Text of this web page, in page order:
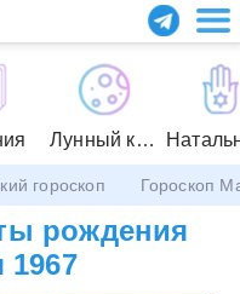
Лунный календарь
гороскоп Гороскоп
рождения
1967